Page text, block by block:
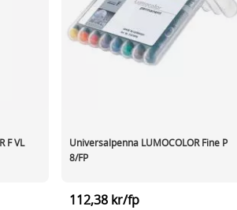
F VL
Universalpenna LUMOCOLOR Fine P
8/FP
112,38 kr/fp